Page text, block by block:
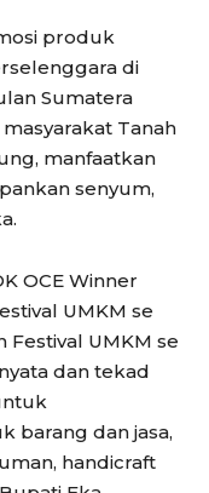
produk
di
Sumatera
Tanah
manfaatkan
senyum,
OCE Winner
UMKM se
Festival UMKM se
dan tekad
barang dan jasa,
handicraft